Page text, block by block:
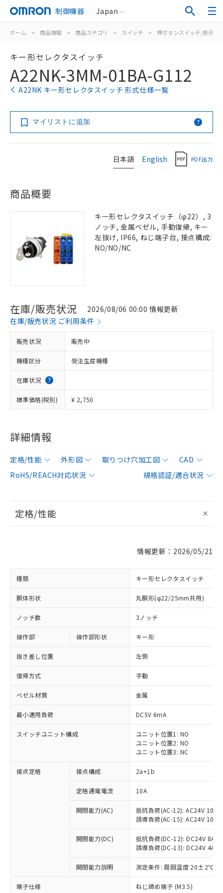
制御機器 Japan
ホーム > 商品情報 > 商品カテゴリ > スイッチ > 押ボタンスイッチ/表示灯
キー形セレクタスイッチ
A22NK-3MM-01BA-G112
A22NK キー形セレクタスイッチ 形式仕様一覧
マイリストに追加
日本語 English PDF出力
商品概要
キー形セレクタスイッチ（φ22）, 3
ノッチ, 金属ベゼル, 手動復帰, キー
左抜け, IP66, ねじ端子台, 接点構成:
NO/NO/NC
在庫/販売状況
2026/08/06 00:00 情報更新
在庫/販売状況 ご利用条件
販売状況 販売中
機種区分 受注生産機種
在庫状況
標準価格(税別) ¥ 2,750
詳細情報
定格/性能 外形図 取りつけ穴加工図
CAD
RoHS/REACH対応状況
規格認証/適合状況
定格/性能
情報更新：2026/05/21
種類 キー形セレクタスイッチ
胴体形状 丸胴形(φ22/25mm共用)
ノッチ数 3ノッチ
操作部 操作部形状 キー形
抜き差し位置 左側
復帰方式 手動
ベゼル材質 金属
最小適用負荷 DC5V 6mA
スイッチユニット構成
ユニット位置1: NO
ユニット位置2: NO
ユニット位置3: NC
接点定格 接点構成 2a+1b
定格通電電流 10A
開閉能力(AC)
抵抗負荷(AC-12): AC24V 10A/
誘導負荷(AC-15): AC24V
開閉能力(DC)
抵抗負荷(DC-12): DC24V 8A/
誘導負荷(DC-13): DC24V 4A/
開閉能力説明 測定条件: 周囲温度 20±2℃、
端子仕様 ねじ締め端子 (M3.5)
ご利用条件
対応済み：EU RoHS指令（10物質）の
非含有に対応した製品が提供可能な商品で
対応予定：EU RoHS指令（10物質）の非含
有に対応した製品に切り替える予定のある
対応予定なし：EU RoHS指令（10物質）の